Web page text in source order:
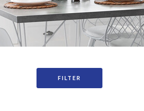
FILTER